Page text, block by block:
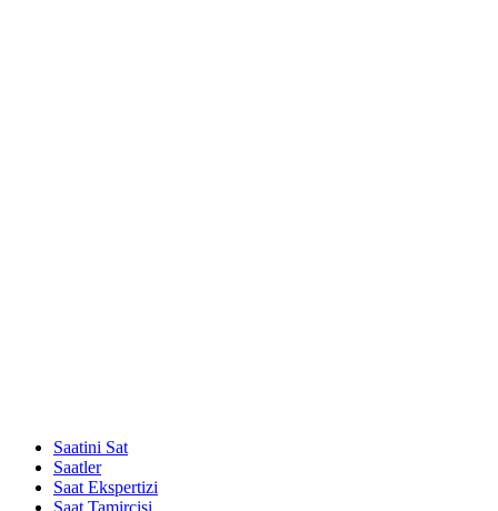
Saatini Sat
Saatler
Saat Ekspertizi
Saat Tamircisi